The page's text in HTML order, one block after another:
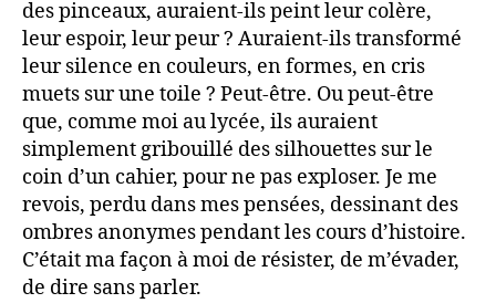
des pinceaux, auraient-ils peint leur colère,
leur espoir, leur peur ? Auraient-ils transformé
leur silence en couleurs, en formes, en cris
muets sur une toile ? Peut-être. Ou peut-être
que, comme moi au lycée, ils auraient
simplement gribouillé des silhouettes sur le
coin d’un cahier, pour ne pas exploser. Je me
revois, perdu dans mes pensées, dessinant des
ombres anonymes pendant les cours d’histoire.
C’était ma façon à moi de résister, de m’évader,
de dire sans parler.